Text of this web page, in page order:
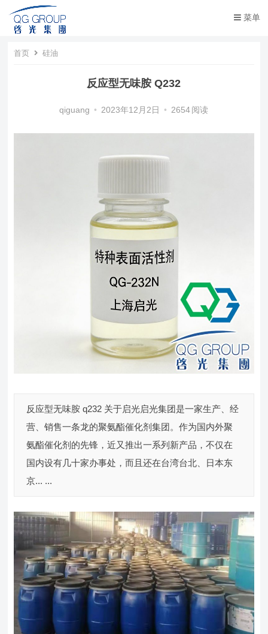
菜单
首页 硅油
反应型无味胺 Q232
qiguang • 2023年12月2日 • 2654 阅读
反应型无味胺 q232 关于启光启光集团是一家生产、经
营、销售一条龙的聚氨酯催化剂集团。作为国内外聚
氨酯催化剂的先锋，近又推出一系列新产品，不仅在
国内设有几十家办事处，而且还在台湾台北、日本东
京... ...